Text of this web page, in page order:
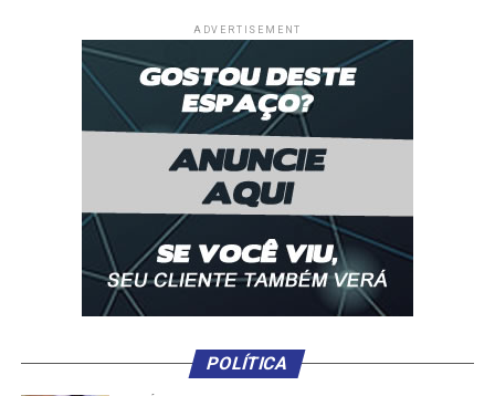
ADVERTISEMENT
POLÍTICA